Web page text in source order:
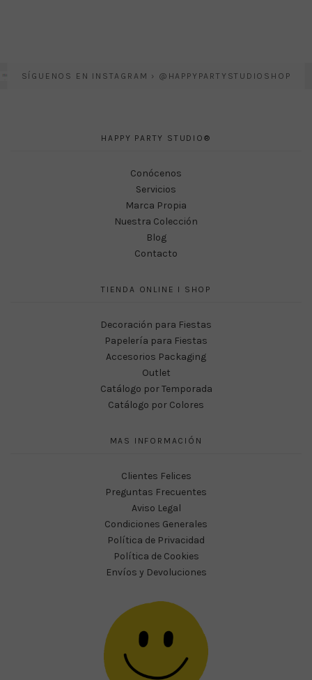
SÍGUENOS EN INSTAGRAM › @HAPPYPARTYSTUDIOSHOP
HAPPY PARTY STUDIO®
Conócenos
Servicios
Marca Propia
Nuestra Colección
Blog
Contacto
TIENDA ONLINE I SHOP
Decoración para Fiestas
Papelería para Fiestas
Accesorios Packaging
Outlet
Catálogo por Temporada
Catálogo por Colores
MAS INFORMACIÓN
Clientes Felices
Preguntas Frecuentes
Aviso Legal
Condiciones Generales
Política de Privacidad
Política de Cookies
Envíos y Devoluciones